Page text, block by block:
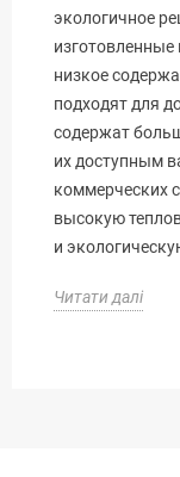
экологичное
низкое
подходят для
содержат
их доступным
коммерческих
высокую
и
Читати далі